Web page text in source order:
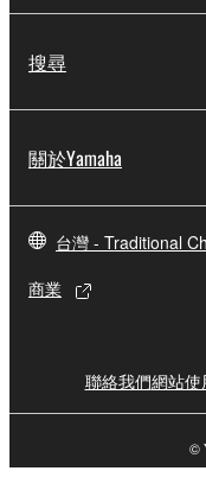
搜尋
關於Yamaha
台灣 - Traditional
商業
聯絡我們網站使
©